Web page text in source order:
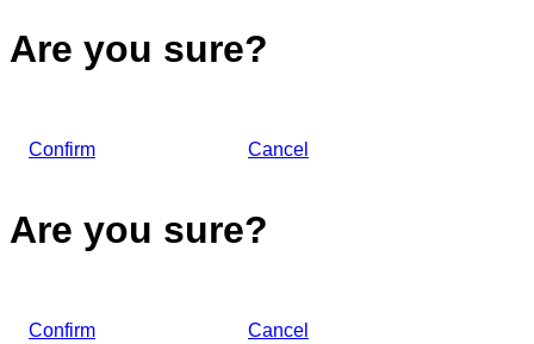
Are you sure?
Confirm Cancel
Are you sure?
Confirm Cancel